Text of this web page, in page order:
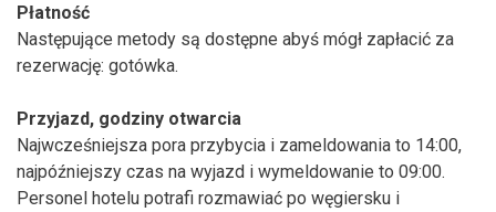
Płatność
Następujące metody są dostępne abyś mógł zapłacić za
rezerwację: gotówka.
Przyjazd, godziny otwarcia
Najwcześniejsza pora przybycia i zameldowania to 14:00,
najpóźniejszy czas na wyjazd i wymeldowanie to 09:00.
Personel hotelu potrafi rozmawiać po węgiersku i